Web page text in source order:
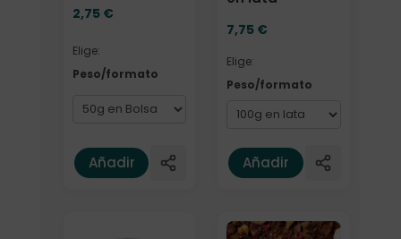
2,75 €
Elige:
Peso/formato
Añadir
7,75 €
Elige:
Peso/formato
Añadir